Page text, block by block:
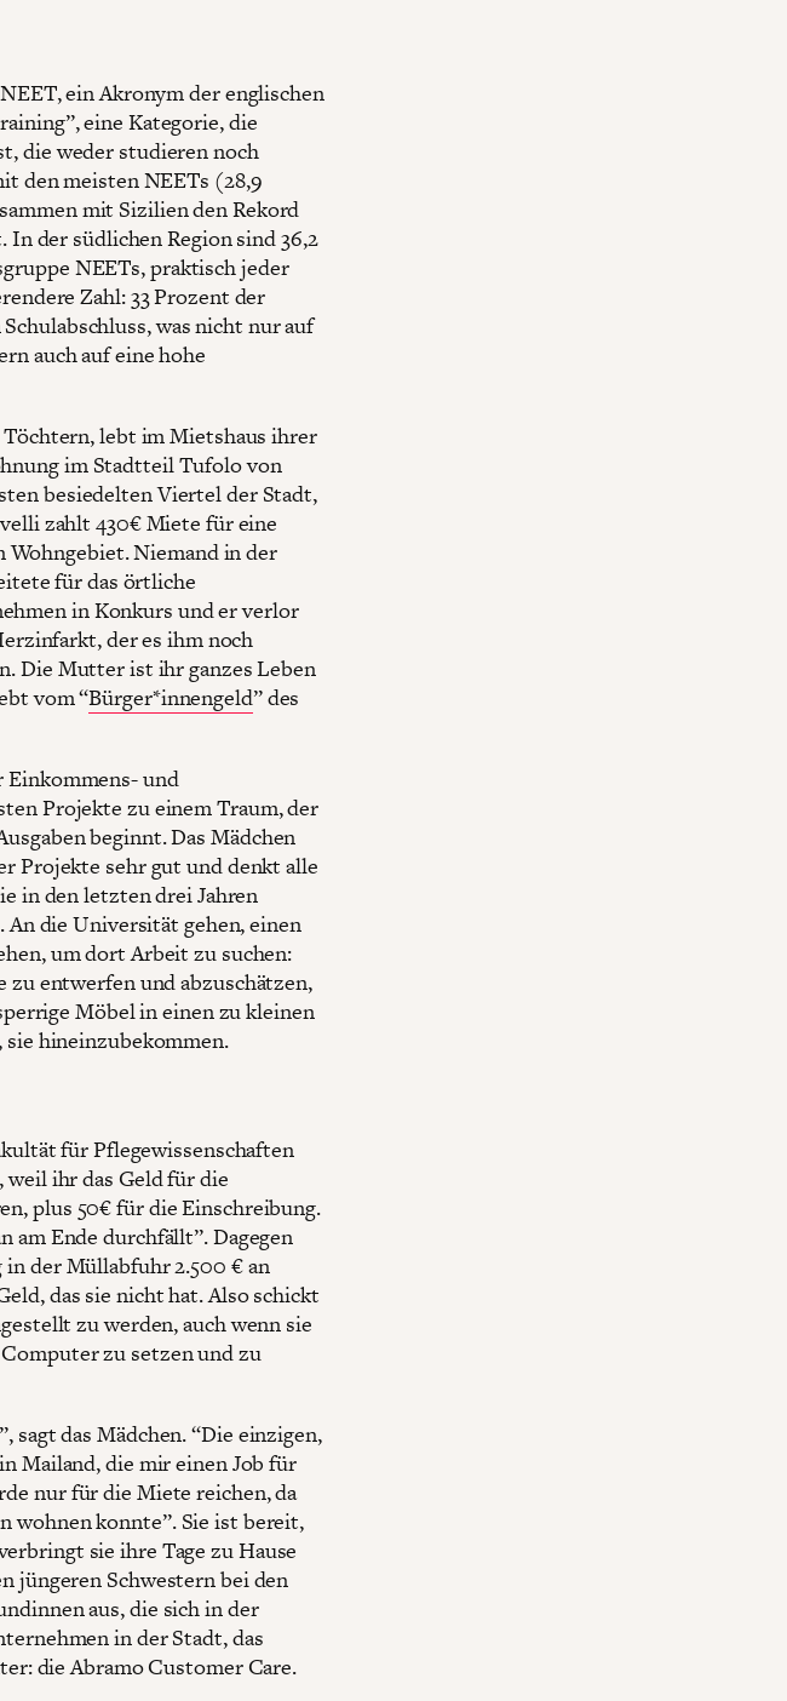
ein Akronym der englischen
eine Kategorie, die
die weder studieren noch
den meisten NEETs (28,9
mit Sizilien den Rekord
der südlichen Region sind 36,2
NEETs, praktisch jeder
Zahl: 33 Prozent der
was nicht nur auf
auch auf eine hohe
lebt im Mietshaus ihrer
im Stadtteil Tufolo von
besiedelten Viertel der Stadt,
zahlt 430€ Miete für eine
Niemand in der
für das örtliche
in Konkurs und er verlor
der es ihm noch
Die Mutter ist ihr ganzes Leben
vom “Bürger*innengeld” des
und
Projekte zu einem Traum, der
beginnt. Das Mädchen
Projekte sehr gut und denkt alle
in den letzten drei Jahren
An die Universität gehen, einen
um dort Arbeit zu suchen:
entwerfen und abzuschätzen,
Möbel in einen zu kleinen
hineinzubekommen.
für Pflegewissenschaften
ihr das Geld für die
plus 50€ für die Einschreibung.
am Ende durchfällt”. Dagegen
der Müllabfuhr 2.500 € an
das sie nicht hat. Also schickt
zu werden, auch wenn sie
zu setzen und zu
sagt das Mädchen. “Die einzigen,
Mailand, die mir einen Job für
nur für die Miete reichen, da
wohnen konnte”. Sie ist bereit,
sie ihre Tage zu Hause
Schwestern bei den
aus, die sich in der
in der Stadt, das
die Abramo Customer Care.